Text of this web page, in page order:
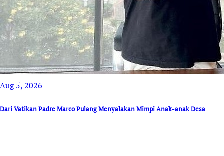
Aug 5, 2026
Dari Vatikan Padre Marco Pulang Menyalakan Mimpi Anak-anak Desa